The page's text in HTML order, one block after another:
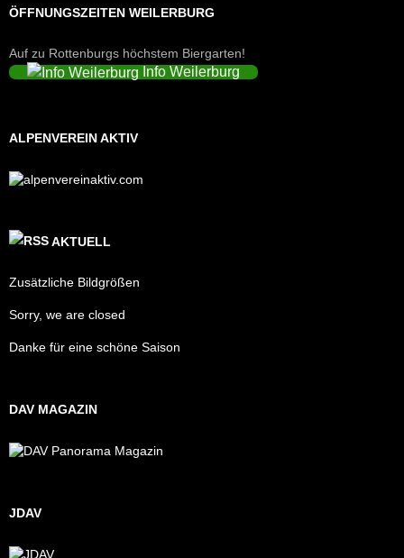
ÖFFNUNGSZEITEN WEILERBURG
Auf zu Rottenburgs höchstem Biergarten!
Info Weilerburg
ALPENVEREIN AKTIV
AKTUELL
Zusätzliche Bildgrößen
Sorry, we are closed
Danke für eine schöne Saison
DAV MAGAZIN
JDAV